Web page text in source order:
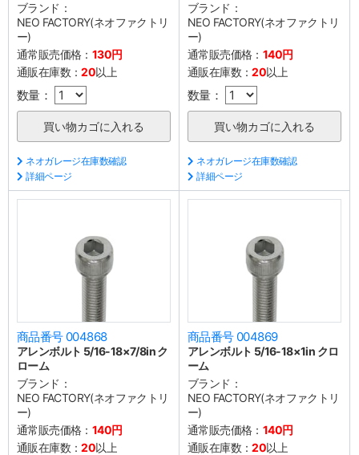
ブランド：
NEO FACTORY(ネオファクトリ
ー)
通常販売価格： 130円
通販在庫数：20以上
数量：
ネオガレージ在庫数確認
詳細ページ
ブランド：
NEO FACTORY(ネオファクトリ
ー)
通常販売価格： 140円
通販在庫数：20以上
数量：
ネオガレージ在庫数確認
詳細ページ
商品番号 004868
アレンボルト 5/16-18×7/8in ク
ローム
ブランド：
NEO FACTORY(ネオファクトリ
ー)
通常販売価格： 140円
通販在庫数：20以上
商品番号 004869
アレンボルト 5/16-18×1in クロ
ーム
ブランド：
NEO FACTORY(ネオファクトリ
ー)
通常販売価格： 140円
通販在庫数：20以上